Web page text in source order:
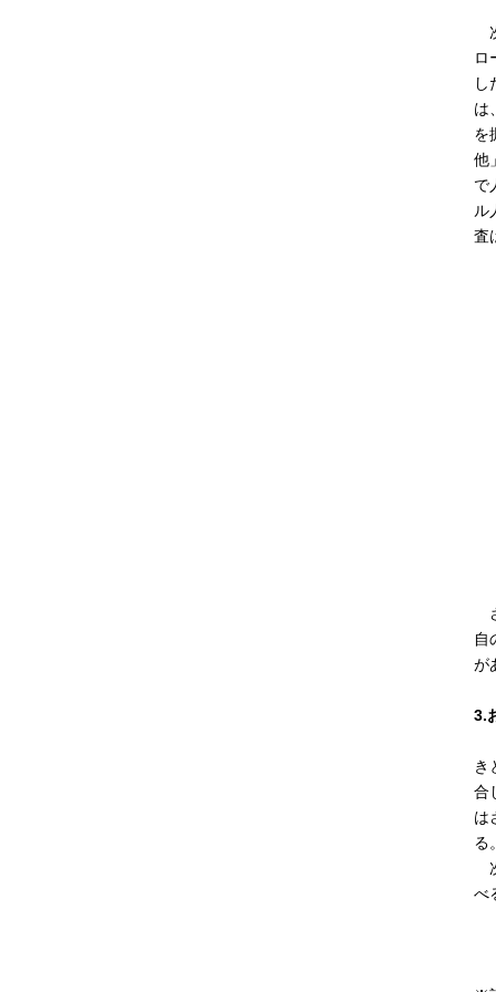
ロ
し
は
を
他
で
ル
査
自
が
3.
き
合
は
る。
べ